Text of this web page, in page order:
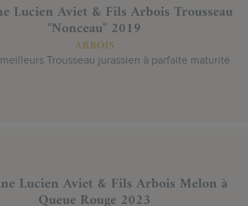
Lucien Aviet & Fils Arbois Trousseau
"Nonceau" 2019
ARBOIS
meilleurs Trousseau jurassien à parfaite maturité
Lucien Aviet & Fils Arbois Melon à
Queue Rouge 2023